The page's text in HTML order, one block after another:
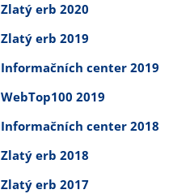
Zlatý erb 2020
Zlatý erb 2019
Informačních center 2019
WebTop100 2019
Informačních center 2018
Zlatý erb 2018
Zlatý erb 2017